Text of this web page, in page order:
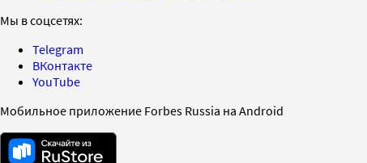
Мы в соцсетях:
Telegram
ВКонтакте
YouTube
Мобильное приложение Forbes Russia на Android